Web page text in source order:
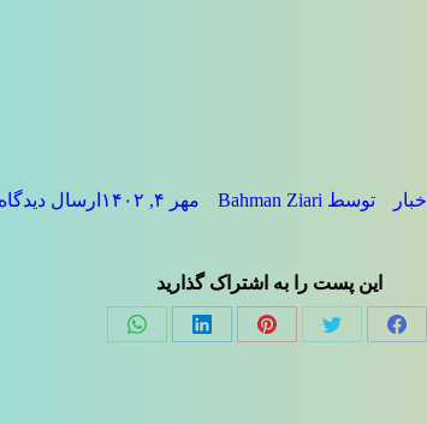
اخبار توسط Bahman Ziari مهر ۴, ۱۴۰۲ ارسال
این پست را به اشتراک گذارید
Share
Share
Share
Share
Share